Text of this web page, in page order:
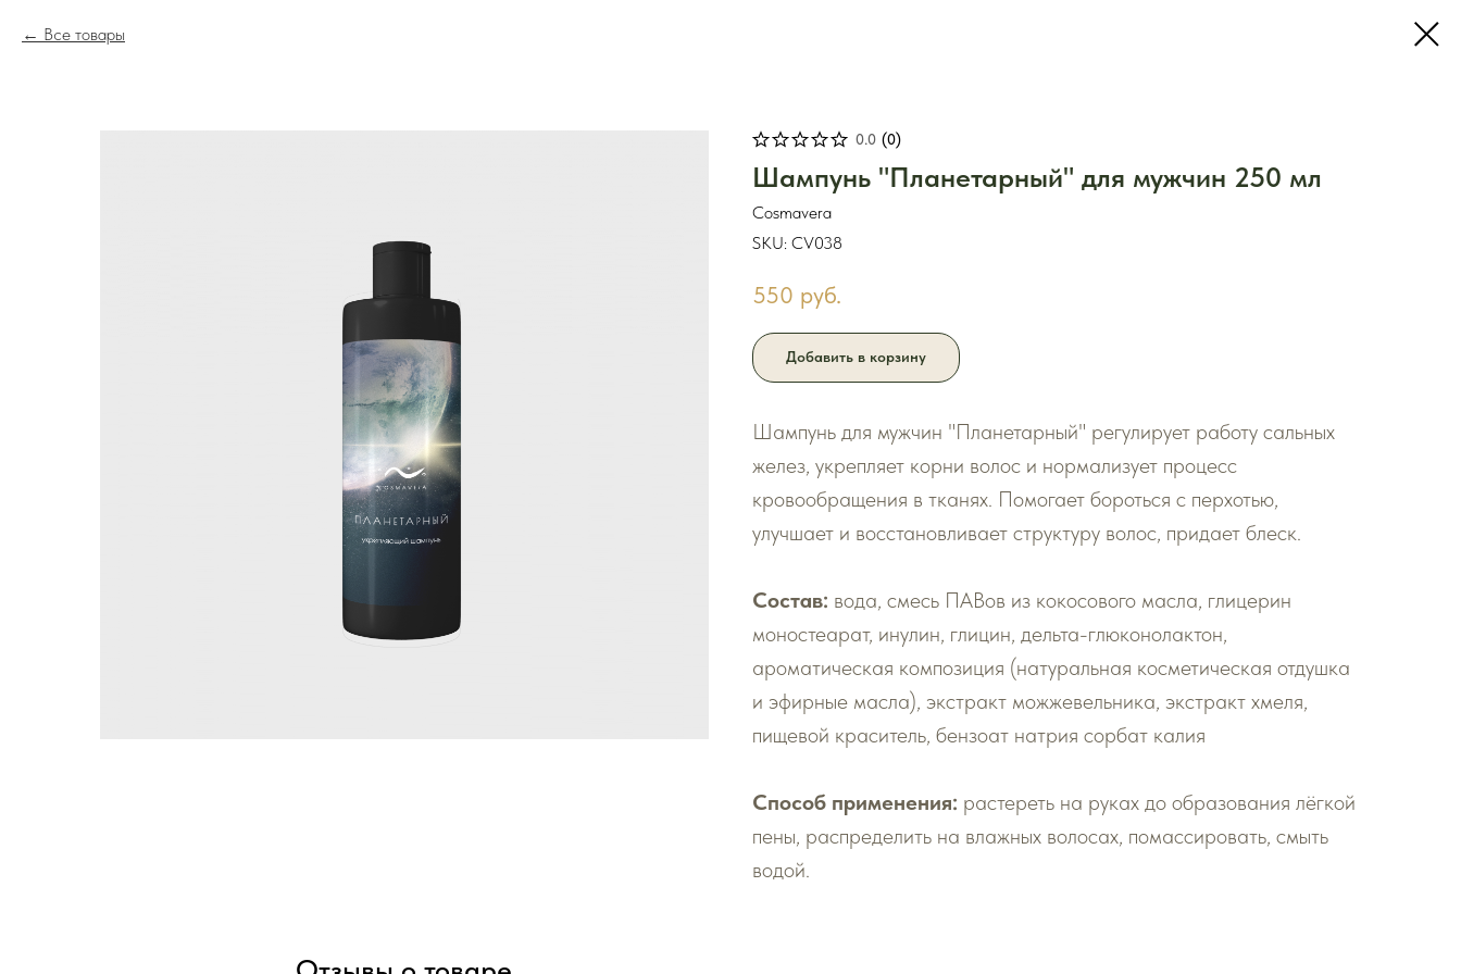
Все товары
0.0 (0)
Шампунь "Планетарный" для мужчин 250 мл
Cosmavera
SKU: CV038
550 руб.
Добавить в корзину
Шампунь для мужчин "Планетарный" регулирует работу сальных
желез, укрепляет корни волос и нормализует процесс
кровообращения в тканях. Помогает бороться с перхотью,
улучшает и восстановливает структуру волос, придает блеск.
Состав: вода, смесь ПАВов из кокосового масла, глицерин
моностеарат, инулин, глицин, дельта-глюконолактон,
ароматическая композиция (натуральная косметическая отдушка
и эфирные масла), экстракт можжевельника, экстракт хмеля,
пищевой краситель, бензоат натрия сорбат калия
Способ применения: растереть на руках до образования лёгкой
пены, распределить на влажных волосах, помассировать, смыть
водой.